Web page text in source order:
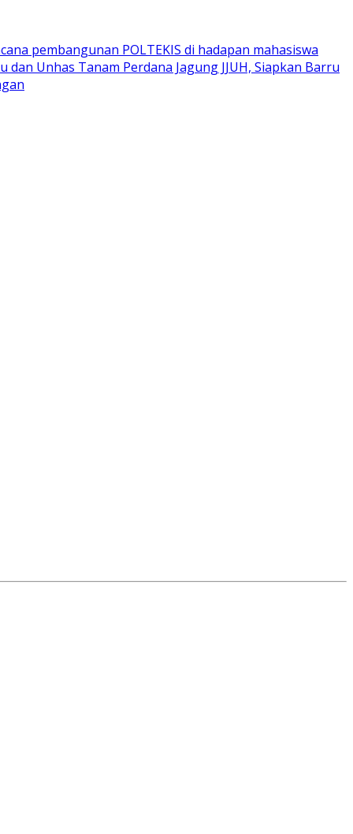
pembangunan POLTEKIS di hadapan mahasiswa
dan Unhas Tanam Perdana Jagung JJUH, Siapkan Barru